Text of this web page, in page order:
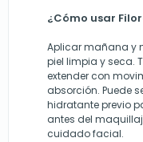
¿Cómo usar
Aplicar mañana y
piel limpia y seca.
extender con
absorción. Puede
hidratante previo
antes del
cuidado facial.